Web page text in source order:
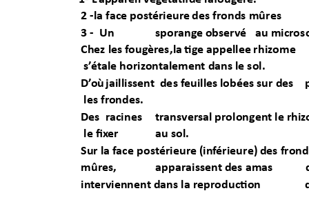
2 - la face postérieure des fronds mûres
3 - Un sporange observé au micros
Chez les fougères, la tige appellee rhizome
s’étale horizontalement dans le sol .
D’où jaillissent des feuilles lobées sur des
les frondes.
Des racines transversal prolongent le rhiz
le fixer
au sol.
Sur la face postérieure (inférieure) des fr
mûres, apparaissent des amas
interviennent dans la reproduction